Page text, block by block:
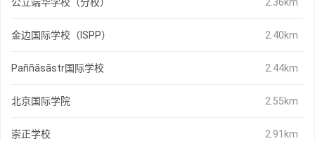
金边国际学校（ISPP） 2.40km
Paññāsāstr国际学校 2.44km
北京国际学院 2.55km
崇正学校 2.91km